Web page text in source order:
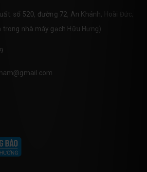
số 520, đường 72, An Khánh, Hoài Đức,
trong nhà máy gạch Hữu Hưng)